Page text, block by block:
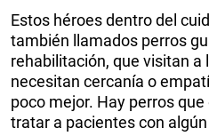
Estos héroes dentro del
también llamados perros
rehabilitación, que visitan a
necesitan cercanía o
poco mejor. Hay perros
tratar a pacientes con